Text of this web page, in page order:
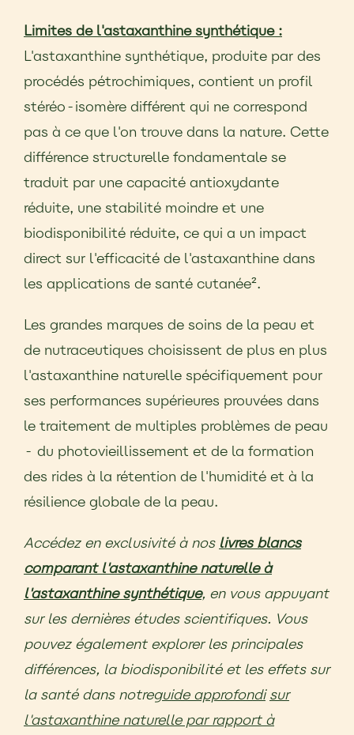
Limites de l'astaxanthine synthétique :
L'astaxanthine synthétique, produite par des
procédés pétrochimiques, contient un profil
stéréo-isomère différent qui ne correspond
pas à ce que l'on trouve dans la nature. Cette
différence structurelle fondamentale se
traduit par une capacité antioxydante
réduite, une stabilité moindre et une
biodisponibilité réduite, ce qui a un impact
direct sur l'efficacité de l'astaxanthine dans
les applications de santé cutanée².
Les grandes marques de soins de la peau et
de nutraceutiques choisissent de plus en plus
l'astaxanthine naturelle spécifiquement pour
ses performances supérieures prouvées dans
le traitement de multiples problèmes de peau
- du photovieillissement et de la formation
des rides à la rétention de l'humidité et à la
résilience globale de la peau.
Accédez en exclusivité à nos livres blancs
comparant l'astaxanthine naturelle à
l'astaxanthine synthétique, en vous appuyant
sur les dernières études scientifiques. Vous
pouvez également explorer les principales
différences, la biodisponibilité et les effets sur
la santé dans notreguide approfondi sur
l'astaxanthine naturelle par rapport à